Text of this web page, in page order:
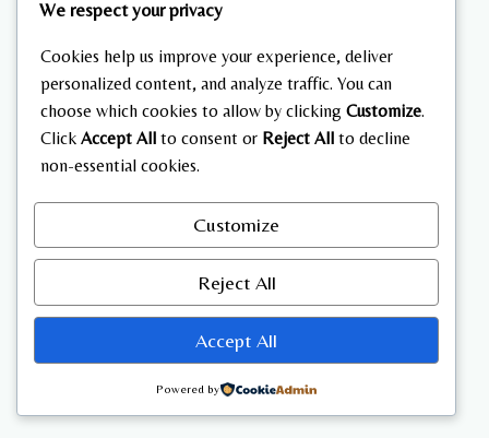
Name*
Website
Save my name, email, and website in this browser
for the next time I comment.
We respect your privacy
Cookies help us improve your experience, deliver
personalized content, and analyze traffic. You can
choose which cookies to allow by clicking Customize.
Click Accept All to consent or Reject All to decline
non-essential cookies.
Customize
Reject All
Accept All
Powered by